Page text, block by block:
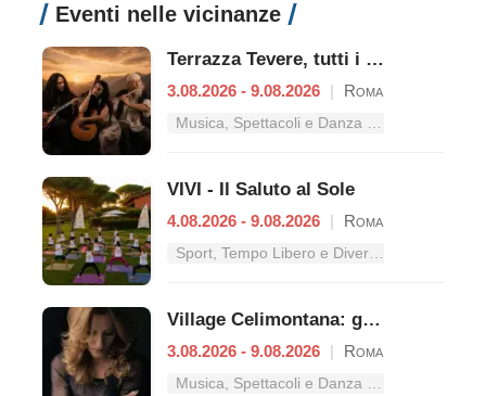
Eventi nelle vicinanze
Terrazza Tevere, tutti i concerti dal 3 al 9 agosto
3.08.2026 - 9.08.2026 | Roma
VIVI - Il Saluto al Sole
4.08.2026 - 9.08.2026 | Roma
Village Celimontana: gli appuntamenti dal 3 al 9 agosto
3.08.2026 - 9.08.2026 | Roma